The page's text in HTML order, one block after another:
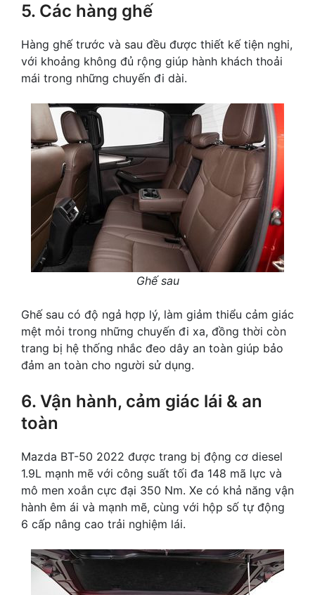
5. Các hàng ghế
Hàng ghế trước và sau đều được thiết kế tiện nghi,
với khoảng không đủ rộng giúp hành khách thoải
mái trong những chuyến đi dài.
Ghế sau
Ghế sau có độ ngả hợp lý, làm giảm thiểu cảm giác
mệt mỏi trong những chuyến đi xa, đồng thời còn
trang bị hệ thống nhắc đeo dây an toàn giúp bảo
đảm an toàn cho người sử dụng.
6. Vận hành, cảm giác lái & an
toàn
Mazda BT-50 2022 được trang bị động cơ diesel
1.9L mạnh mẽ với công suất tối đa 148 mã lực và
mô men xoắn cực đại 350 Nm. Xe có khả năng vận
hành êm ái và mạnh mẽ, cùng với hộp số tự động
6 cấp nâng cao trải nghiệm lái.